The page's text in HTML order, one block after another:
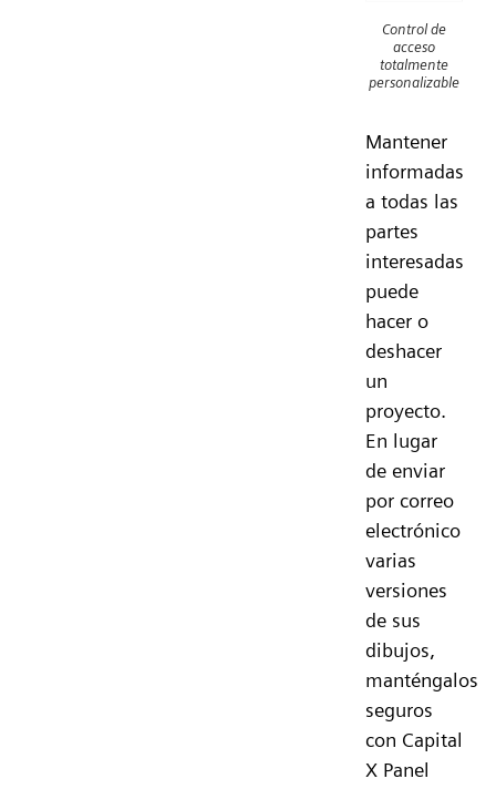
Control de
acceso
totalmente
personalizable
Mantener
informadas
a todas las
partes
interesadas
puede
hacer o
deshacer
un
proyecto.
En lugar
de enviar
por correo
electrónico
varias
versiones
de sus
dibujos,
manténgalos
seguros
con Capital
X Panel